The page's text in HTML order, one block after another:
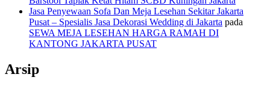
Jasa Penyewaan Sofa Dan Meja Lesehan Sekitar Jakarta
Pusat – Spesialis Jasa Dekorasi Wedding di Jakarta pada
SEWA MEJA LESEHAN HARGA RAMAH DI
KANTONG JAKARTA PUSAT
Arsip